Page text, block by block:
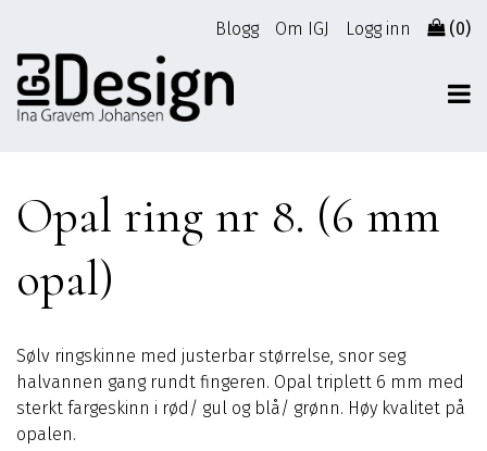
innhold
Blogg Om IGJ Logg inn (0)
Opal ring nr 8. (6 mm
opal)
Sølv ringskinne med justerbar størrelse, snor seg
halvannen gang rundt fingeren. Opal triplett 6 mm med
sterkt fargeskinn i rød/ gul og blå/ grønn. Høy kvalitet på
opalen.